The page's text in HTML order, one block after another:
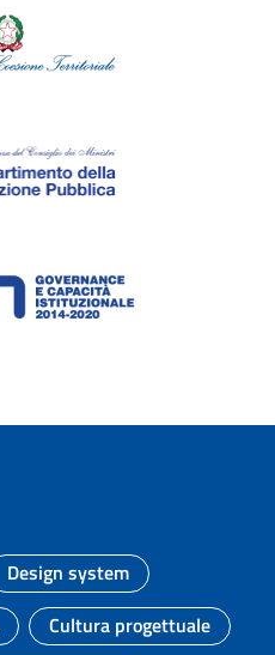
Argomento:
Design system
Argomento:
Cultura progettuale